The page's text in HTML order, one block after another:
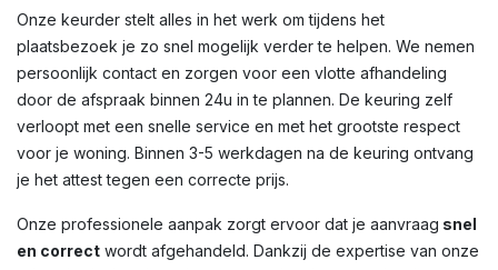
Onze keurder stelt alles in het werk om tijdens het
plaatsbezoek je zo snel mogelijk verder te helpen. We nemen
persoonlijk contact en zorgen voor een vlotte afhandeling
door de afspraak binnen 24u in te plannen. De keuring zelf
verloopt met een snelle service en met het grootste respect
voor je woning. Binnen 3-5 werkdagen na de keuring ontvang
je het attest tegen een correcte prijs.
Onze professionele aanpak zorgt ervoor dat je aanvraag snel
en correct wordt afgehandeld. Dankzij de expertise van onze